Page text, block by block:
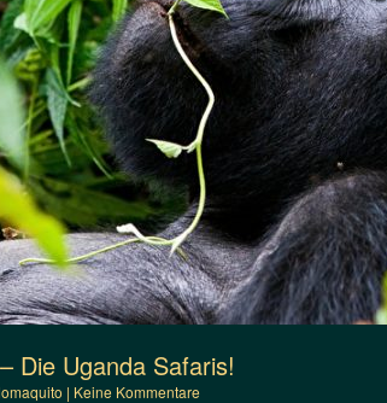
Die Uganda Safaris!
| Keine Kommentare